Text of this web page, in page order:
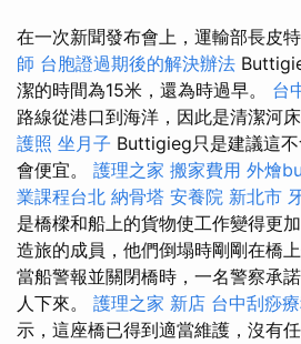
在一次新聞發布會上，運輸部長皮
師 台胞證過期後的解決辦法
潔的時間為15米，還為時過早。 台
路線從港口到海洋，因此是清潔河
護照 坐月子 Buttigieg只是建議這
會便宜。 護理之家 搬家費用 外燴
業課程台北 納骨塔 安養院 新北市
是橋樑和船上的貨物使工作變得更
造旅的成員，他們倒塌時剛剛在橋上
當船警報並關閉橋時，一名警察承
人下來。 護理之家 新店 台中刮痧
示，這座橋已得到適當維護，沒有